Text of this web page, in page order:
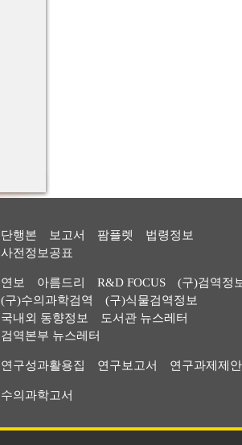
단행본 보고서 팜플렛
법령정보
사전정보공표
연보 아름드리 R&D FOCUS
(구)검역정
(구)수의과학검역
(구)식물검역정보
국내외 동향정보
도서관 뉴스레터
검역본부 뉴스레터
연구성과활용집 연구보고서 연구과제제
수의과학고서